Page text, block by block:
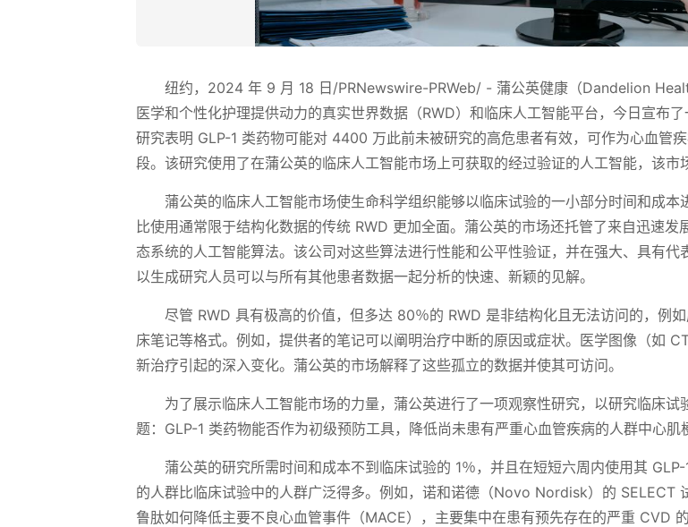
纽约，2024 年 9 月 18 日/PRNewswire-PRWeb/ - 蒲公英健康（Dandelion
医学和个性化护理提供动力的真实世界数据（RWD）和临床人工智能平台，今日宣布
研究表明 GLP-1 类药物可能对 4400 万此前未被研究的高危患者有效，可作为心血管
段。该研究使用了在蒲公英的临床人工智能市场上可获取的经过验证的人工智能，该市
蒲公英的临床人工智能市场使生命科学组织能够以临床试验的一小部分时间和成本
比使用通常限于结构化数据的传统 RWD 更加全面。蒲公英的市场还托管了来自迅速发
态系统的人工智能算法。该公司对这些算法进行性能和公平性验证，并在强大、具有代
以生成研究人员可以与所有其他患者数据一起分析的快速、新颖的见解。
尽管 RWD 具有极高的价值，但多达 80％的 RWD 是非结构化且无法访问的，例
床笔记等格式。例如，提供者的笔记可以阐明治疗中断的原因或症状。医学图像（如
新治疗引起的深入变化。蒲公英的市场解释了这些孤立的数据并使其可访问。
为了展示临床人工智能市场的力量，蒲公英进行了一项观察性研究，以研究临床试
题：GLP-1 类药物能否作为初级预防工具，降低尚未患有严重心血管疾病的人群中心肌
蒲公英的研究所需时间和成本不到临床试验的 1％，并且在短短六周内使用其
的人群比临床试验中的人群广泛得多。例如，诺和诺德（Novo Nordisk）的 SELECT
鲁肽如何降低主要不良心血管事件（MACE），主要集中在患有预先存在的严重 CVD